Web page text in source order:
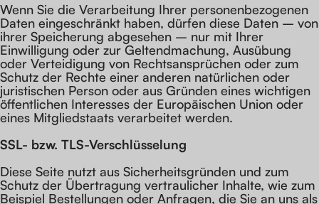
Wenn Sie die Verarbeitung Ihrer personenbezogenen
Daten eingeschränkt haben, dürfen diese Daten – von
ihrer Speicherung abgesehen – nur mit Ihrer
Einwilligung oder zur Geltendmachung, Ausübung
oder Verteidigung von Rechtsansprüchen oder zum
Schutz der Rechte einer anderen natürlichen oder
juristischen Person oder aus Gründen eines wichtigen
öffentlichen Interesses der Europäischen Union oder
eines Mitgliedstaats verarbeitet werden.
SSL- bzw. TLS-Verschlüsselung
Diese Seite nutzt aus Sicherheitsgründen und zum
Schutz der Übertragung vertraulicher Inhalte, wie zum
Beispiel Bestellungen oder Anfragen, die Sie an uns als